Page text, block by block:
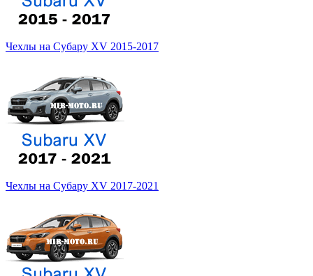
Чехлы на Субару XV 2015-2017
Чехлы на Субару XV 2017-2021